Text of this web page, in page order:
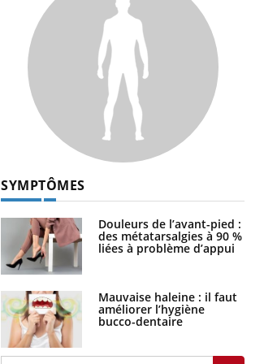
Hantavirus : un cas détecté chez un
touriste en France
SYMPTÔMES
Douleurs de l’avant-pied :
des métatarsalgies à 90 %
liées à problème d’appui
Mauvaise haleine : il faut
améliorer l’hygiène
bucco-dentaire